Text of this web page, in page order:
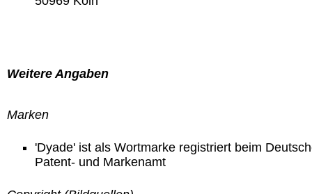
Weitere Angaben
Marken
'Dyade' ist als Wortmarke registriert beim
Patent- und Markenamt